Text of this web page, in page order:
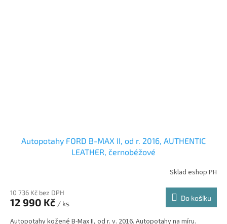
Autopotahy FORD B-MAX II, od r. 2016, AUTHENTIC
LEATHER, černobéžové
Sklad eshop PH
10 736 Kč bez DPH
12 990 Kč / ks
Do košíku
Autopotahy kožené B-Max II, od r. v. 2016. Autopotahy na míru.